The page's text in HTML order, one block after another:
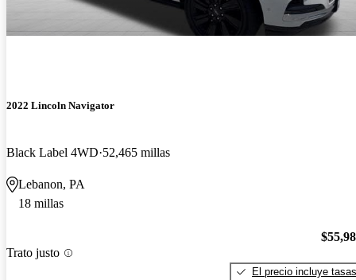
2022 Lincoln Navigator
Black Label 4WD 52,465 millas
Lebanon, PA
18 millas
Trato justo
El precio incluye tasas